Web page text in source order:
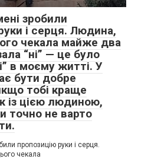
зробили
і серця. Людина,
чекала майже два
“ні” — це було
в моєму житті. У
бути добре
тобі краще
із цією людиною,
точно не варто
пропозицію руки і серця.
чекала